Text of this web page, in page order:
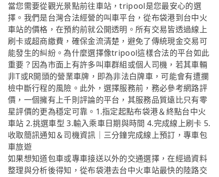
當您需要從觀光景點前往車站，tripool是您最安心的選
擇。我們是台灣合法經營的叫車平台，從布袋港到台中火
車站的價格，在預約前就公開透明。所有交易皆透過線上
刷卡或超商繳費，確保金流清楚，避免了傳統現金交易可
能發生的糾紛。為什麼選擇像tripool這樣合法的平台如此
重要？因為市面上有許多叫車群組或個人司機，若其車輛
非T或R開頭的營業車牌，即為非法白牌車，可能會有遭攔
檢中斷行程的風險。此外，選擇服務前，務必參考網路評
價，一個擁有上千則評論的平台，其服務品質遠比只有零
星評價的更為穩定可靠。1.指定起點布袋港＆終點台中火
車站 2.挑選車型 3.輸入乘車日期與時間 4.完成線上刷卡 5.
收取簡訊通知＆司機資訊｜三分鐘完成線上預訂，專車包
車旅遊
如果想知道包車或專車接送以外的交通選擇，在經過資料
整理與分析後得知，從布袋港去台中火車站最快的陸路交